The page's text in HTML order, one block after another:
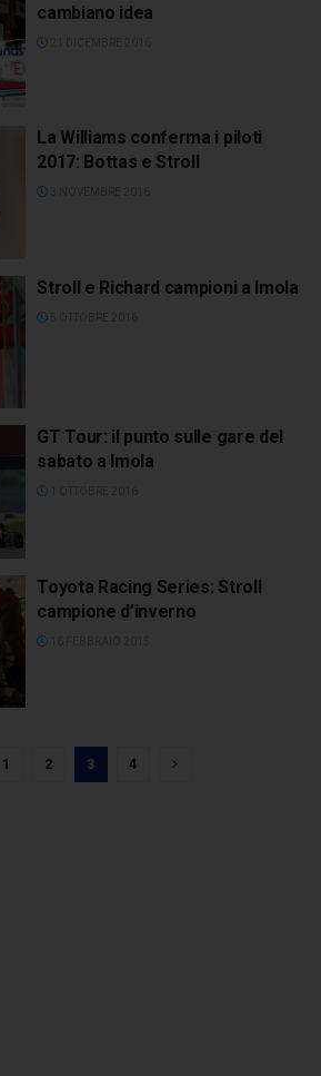
cambiano idea
La Williams conferma i piloti
2017: Bottas e Stroll
Stroll e Richard campioni a Imola
GT Tour: il punto sulle gare del
sabato a Imola
Toyota Racing Series: Stroll
campione d’inverno
1 2 3 4